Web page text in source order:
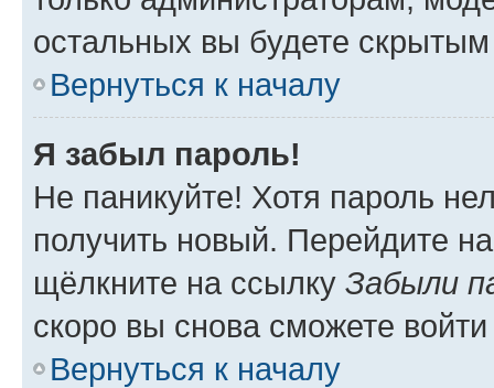
остальных вы будете
Вернуться к началу
Я забыл пароль!
Не паникуйте! Хотя пароль
получить новый. Перейдите
щёлкните на ссылку Забыли
скоро вы снова сможете
Вернуться к началу